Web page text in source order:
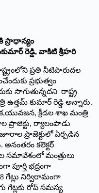
ప్రాధాన్యం
రెడ్డి, వాకిటి శ్రీహరి
ప్రతి నీటిపారుదల
ప్రభుత్వం
సాగుతున్నదని రాష్ట్ర
కుమార్‌ రెడ్డి అన్నారు.
క్రీడల శాఖ మంత్రి
ర్యాలంపాడు
ప్రాజెక్టులో ఏర్పడిన
కలెక్టర్‌
సమావేశంలో మంత్రులు
పూర్తి భద్రంగా
గేట్లు నిర్విరామంగా
గేట్లకు రోప్‌ సమస్య